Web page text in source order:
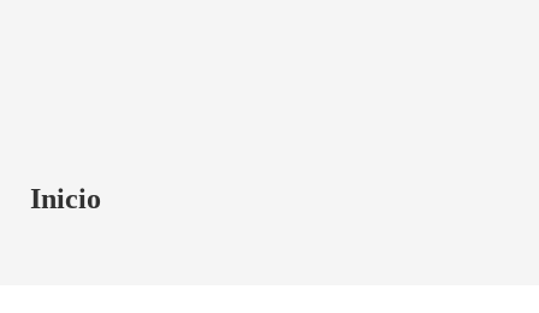
Inicio